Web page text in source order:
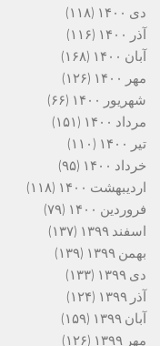
دی ۱۴۰۰
(۱۱۸)
آذر ۱۴۰۰
(۱۱۶)
آبان ۱۴۰۰
(۱۶۸)
مهر ۱۴۰۰
(۱۲۶)
شهریور ۱۴۰۰
(۶۶)
مرداد ۱۴۰۰
(۱۵۱)
تیر ۱۴۰۰
(۱۱۰)
خرداد ۱۴۰۰
(۹۵)
اردیبهشت ۱۴۰۰
(۱۱۸)
فروردین ۱۴۰۰
(۷۹)
اسفند ۱۳۹۹
(۱۳۷)
بهمن ۱۳۹۹
(۱۳۹)
دی ۱۳۹۹
(۱۳۳)
آذر ۱۳۹۹
(۱۲۴)
آبان ۱۳۹۹
(۱۵۹)
مهر ۱۳۹۹
(۱۲۶)